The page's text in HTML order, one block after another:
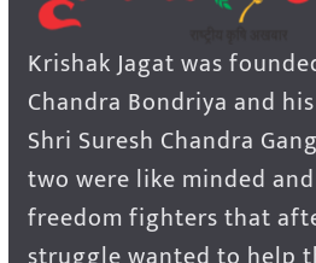
Krishak Jagat was
Chandra Bondriya and
Shri Suresh Chandra
two were like minded
freedom fighters that